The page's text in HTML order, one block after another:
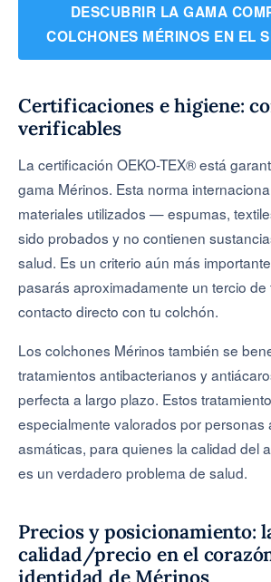
DESCUBRIR LA GAMA
COLCHONES MÉRINOS EN EL
Certificaciones e higiene:
verificables
La certificación OEKO-TEX® está
gama Mérinos. Esta norma
materiales utilizados — espumas,
sido probados y no contienen
salud. Es un criterio aún más
pasarás aproximadamente un tercio de
contacto directo con tu colchón.
Los colchones Mérinos también se
tratamientos antibacterianos y
perfecta a largo plazo. Estos
especialmente valorados por personas
asmáticas, para quienes la calidad del
es un verdadero problema de salud.
Precios y posicionamiento:
calidad/precio en el
identidad de Mérinos